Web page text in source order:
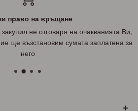
право на връщане
не отговаря на очакванията Ви,
ще възстановим сумата заплатена за
него